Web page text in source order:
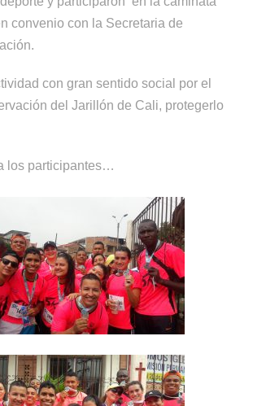
convenio con la Secretaria de
con gran sentido social por el
del Jarillón de Cali, protegerlo
los participantes…